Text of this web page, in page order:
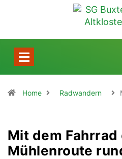
Home Radwandern
Mit dem Fahrrad
Mühlenroute